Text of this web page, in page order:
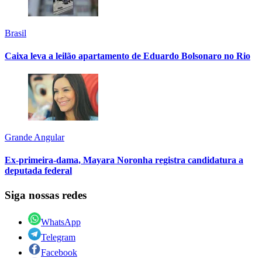
Brasil
Caixa leva a leilão apartamento de Eduardo Bolsonaro no Rio
Grande Angular
Ex-primeira-dama, Mayara Noronha registra candidatura a
deputada federal
Siga nossas redes
WhatsApp
Telegram
Facebook